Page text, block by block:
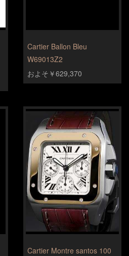
Cartier Ballon Bleu
W69013Z2
およそ￥629,370
Cartier Montre santos 100